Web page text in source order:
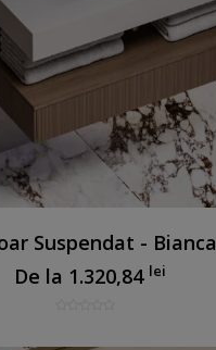
Suspendat - Bianca
De la 1.320,84 lei